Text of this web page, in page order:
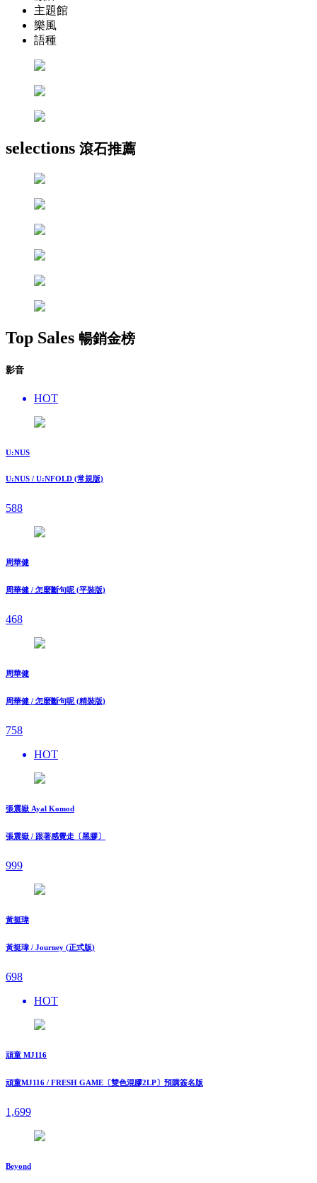
主題館
樂風
語種
selections 滾石推薦
Top Sales 暢銷金榜
影音
HOT
U:NUS
U:NUS / U:NFOLD (常規版)
588
周華健
周華健 / 怎麼斷句呢 (平裝版)
468
周華健
周華健 / 怎麼斷句呢 (精裝版)
758
HOT
張震嶽 Ayal Komod
張震嶽 / 跟著感覺走〔黑膠〕
999
黃挺瑋
黃挺瑋 / Journey (正式版)
698
HOT
頑童 MJ116
頑童MJ116 / FRESH GAME〔雙色混膠2LP〕預購簽名版
1,699
Beyond